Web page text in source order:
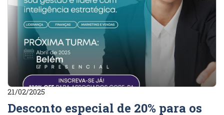
21/02/2025
Desconto especial de 20% para os